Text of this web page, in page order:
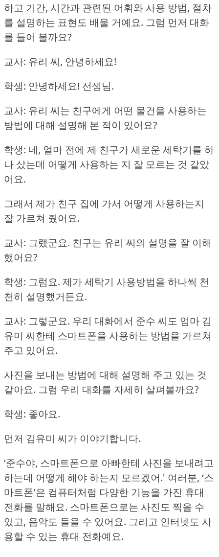
하고 기간, 시간과 관련된 어휘와 사용 방법, 절차
를 설명하는 표현도 배울 거예요. 그럼 먼저 대화
를 들어 볼까요?
교사: 유리 씨, 안녕하세요!
학생: 안녕하세요! 선생님.
교사: 유리 씨는 친구에게 어떤 물건을 사용하는
방법에 대해 설명해 본 적이 있어요?
학생: 네, 얼마 전에 제 친구가 새로운 세탁기를 하
나 샀는데 어떻게 사용하는 지 잘 모르는 것 같았
어요.
그래서 제가 친구 집에 가서 어떻게 사용하는지
잘 가르쳐 줬어요.
교사: 그랬군요. 친구는 유리 씨의 설명을 잘 이해
했어요?
학생: 그럼요. 제가 세탁기 사용방법을 하나씩 천
천히 설명했거든요.
교사: 그렇군요. 우리 대화에서 준수 씨도 엄마 김
유미 씨한테 스마트폰을 사용하는 방법을 가르쳐
주고 있어요.
사진을 보내는 방법에 대해 설명해 주고 있는 것
같아요. 그럼 우리 대화를 자세히 살펴볼까요?
학생: 좋아요.
먼저 김유미 씨가 이야기합니다.
‘준수야, 스마트폰으로 아빠한테 사진을 보내려고
하는데 어떻게 해야 하는지 모르겠어.' 여러분, ‘스
마트폰'은 컴퓨터처럼 다양한 기능을 가진 휴대
전화를 말해요. 스마트폰으로는 사진도 찍을 수
있고, 음악도 들을 수 있어요. 그리고 인터넷도 사
용할 수 있는 휴대 전화예요.